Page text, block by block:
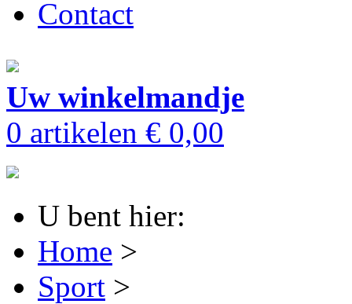
Contact
Uw winkelmandje
0 artikelen € 0,00
U bent hier:
Home >
Sport >